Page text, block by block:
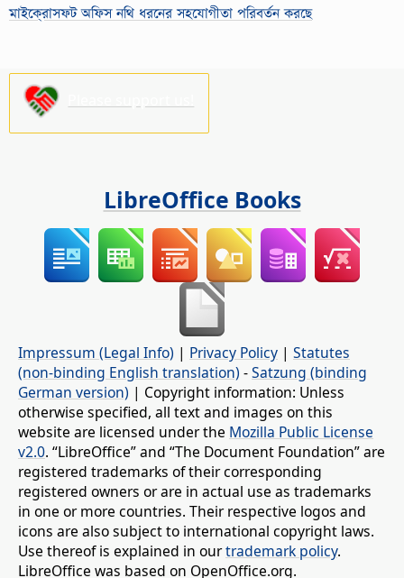
মাইক্রোসফট অফিস নথি ধরনের সহযোগীতা পরিবর্তন করছে
LibreOffice Books
Impressum (Legal Info) | Privacy Policy | Statutes
(non-binding English translation) -Satzung (binding
German version) | Copyright information: Unless
otherwise specified, all text and images on this
website are licensed under the Mozilla Public License
v2.0. “LibreOffice” and “The Document Foundation” are
registered trademarks of their corresponding
registered owners or are in actual use as trademarks
in one or more countries. Their respective logos and
icons are also subject to international copyright laws.
Use thereof is explained in ourtrademark policy.
LibreOffice was based on OpenOffice.org.